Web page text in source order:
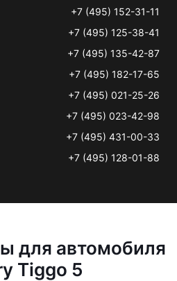
+7 (495) 152-31-11
+7 (495) 125-38-41
+7 (495) 135-42-87
+7 (495) 182-17-65
+7 (495) 021-25-26
+7 (495) 023-42-98
+7 (495) 431-00-33
+7 (495) 128-01-88
для автомобиля
Tiggo 5